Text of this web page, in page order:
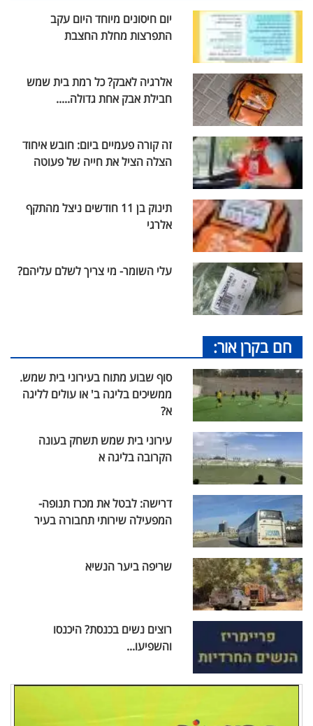
יום חיסונים מיוחד היום עקב
התפרצות מחלת החצבת
אלרגיה לאבק? כל רמת בית שמש
חבילת אבק אחת גדולה.....
זה קורה פעמיים ביום: חובש איחוד
הצלה הציל את חייה של פעוטה
תינוק בן 11 חודשים ניצל מהתקף
אלרגי
עלי השומר- מי צריך לשלם עליהם?
חם בקרן אור:
סוף שבוע מתוח בעירוני בית שמש.
ממשיכים בליגה ב' או עולים לליגה
א?
עירוני בית שמש תשחק בעונה
הקרובה בליגה א
דרישה: לבטל את מכרז תנופה-
המפעילה שירותי תחבורה בעיר
שריפה ביער הנשיא
רוצים נשים בכנסת? היכנסו
והשפיעו...